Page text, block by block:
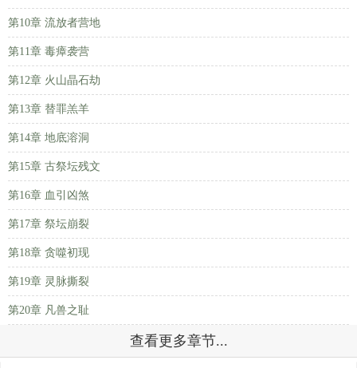
第10章 流放者营地
第11章 毒瘴袭营
第12章 火山晶石劫
第13章 替罪羔羊
第14章 地底溶洞
第15章 古祭坛残文
第16章 血引凶煞
第17章 祭坛崩裂
第18章 贪噬初现
第19章 灵脉撕裂
第20章 凡兽之耻
查看更多章节...